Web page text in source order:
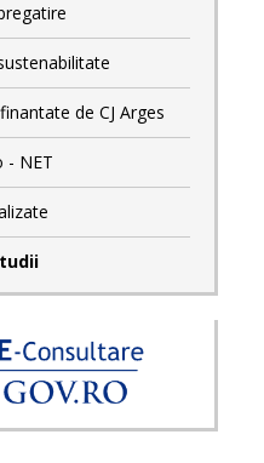
de CJ Arges
- NET